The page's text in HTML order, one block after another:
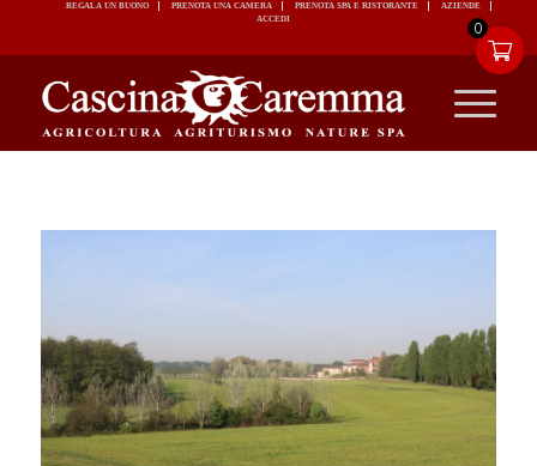
0
REGALA UN BUONO PRENOTA UNA CAMERA PRENOTA SPA E RISTORANTE